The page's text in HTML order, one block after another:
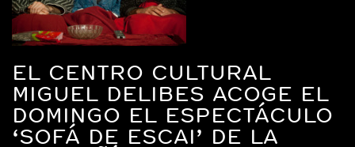
EL CENTRO CULTURAL
MIGUEL DELIBES ACOGE EL
DOMINGO EL ESPECTÁCULO
‘SOFÁ DE ESCAI’ DE LA